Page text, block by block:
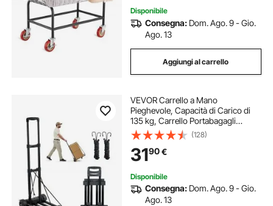
Disponibile
Consegna: Dom. Ago. 9 - Gio.
Ago. 13
Aggiungi al carrello
VEVOR Carrello a Mano
Pieghevole, Capacità di Carico di
135 kg, Carrello Portabagagli
Pieghevole con 4 Ruote, 2 Corde
Elastiche e Base Espandibile,
Carrello Multiuso per Trasporto
Bagagli
(128)
3190€
Disponibile
Consegna: Dom. Ago. 9 - Gio.
Ago. 13